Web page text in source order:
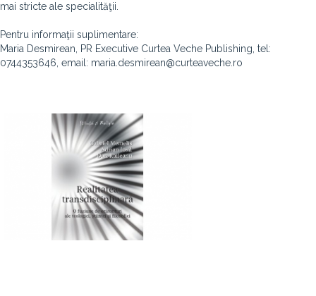
mai stricte ale specialităţii.
Pentru informaţii suplimentare:
Maria Desmirean, PR Executive Curtea Veche Publishing, tel:
0744353646, email: maria.desmirean@curteaveche.ro